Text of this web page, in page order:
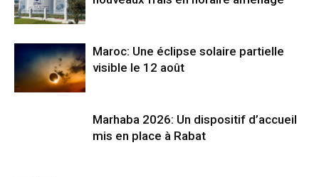
Maroc: Une éclipse solaire partielle
visible le 12 août
Marhaba 2026: Un dispositif d’accueil
mis en place à Rabat